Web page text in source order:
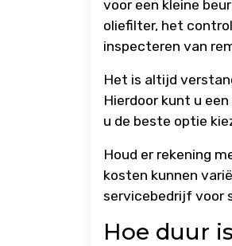
voor een kleine
oliefilter, het
inspecteren van
Het is altijd
Hierdoor kunt u
u de beste optie
Houd er rekening
kosten kunnen
servicebedrijf voor
Hoe duur